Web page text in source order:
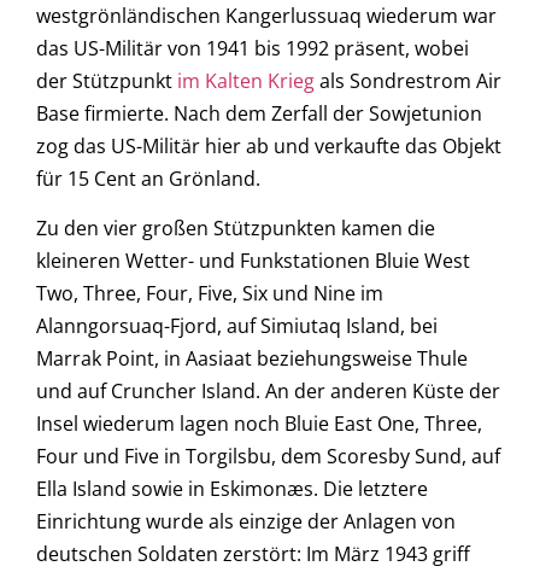
westgrönländischen Kangerlussuaq wiederum war
das US-Militär von 1941 bis 1992 präsent, wobei
der Stützpunkt im Kalten Kriegals Sondrestrom Air
Base firmierte. Nach dem Zerfall der Sowjetunion
zog das US-Militär hier ab und verkaufte das Objekt
für 15 Cent an Grönland.
Zu den vier großen Stützpunkten kamen die
kleineren Wetter- und Funkstationen Bluie West
Two, Three, Four, Five, Six und Nine im
Alanngorsuaq-Fjord, auf Simiutaq Island, bei
Marrak Point, in Aasiaat beziehungsweise Thule
und auf Cruncher Island. An der anderen Küste der
Insel wiederum lagen noch Bluie East One, Three,
Four und Five in Torgilsbu, dem Scoresby Sund, auf
Ella Island sowie in Eskimonæs. Die letztere
Einrichtung wurde als einzige der Anlagen von
deutschen Soldaten zerstört: Im März 1943 griff